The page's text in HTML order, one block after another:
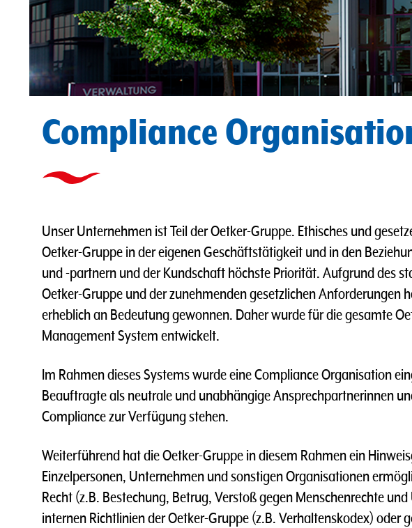
Compliance
Unser Unternehmen ist Teil der Oetker-Gruppe. Ethisches und
Oetker-Gruppe in der eigenen Geschäftstätigkeit und in den
und -partnern und der Kundschaft höchste Priorität. Aufgrund des
Oetker-Gruppe und der zunehmenden gesetzlichen Anforderungen
erheblich an Bedeutung gewonnen. Daher wurde für die gesamte
Management System entwickelt.
Im Rahmen dieses Systems wurde eine Compliance Organisation
Beauftragte als neutrale und unabhängige Ansprechpartnerinnen
Compliance zur Verfügung stehen.
Weiterführend hat die Oetker-Gruppe in diesem Rahmen ein
Einzelpersonen, Unternehmen und sonstigen Organisationen
Recht (z.B. Bestechung, Betrug, Verstoß gegen Menschenrechte
internen Richtlinien der Oetker-Gruppe (z.B. Verhaltenskodex) oder